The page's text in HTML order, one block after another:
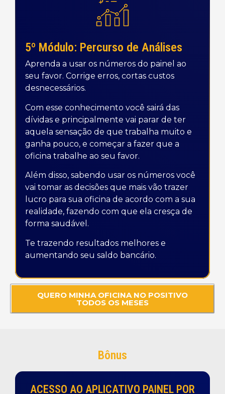
5º Módulo: Percurso de Análises
Aprenda a usar os números do painel ao
seu favor. Corrige erros, cortas custos
desnecessários.
Com esse conhecimento você sairá das
dívidas e principalmente vai parar de ter
aquela sensação de que trabalha muito e
ganha pouco, e começar a fazer que a
oficina trabalhe ao seu favor.
Além disso, sabendo usar os números você
vai tomar as decisões que mais vão trazer
lucro para sua oficina de acordo com a sua
realidade, fazendo com que ela cresça de
forma saudável.
Te trazendo resultados melhores e
aumentando seu saldo bancário.
QUERO MINHA OFICINA NO POSITIVO
TODOS OS MESES
Bônus
ACESSO AO APLICATIVO PAINEL POR